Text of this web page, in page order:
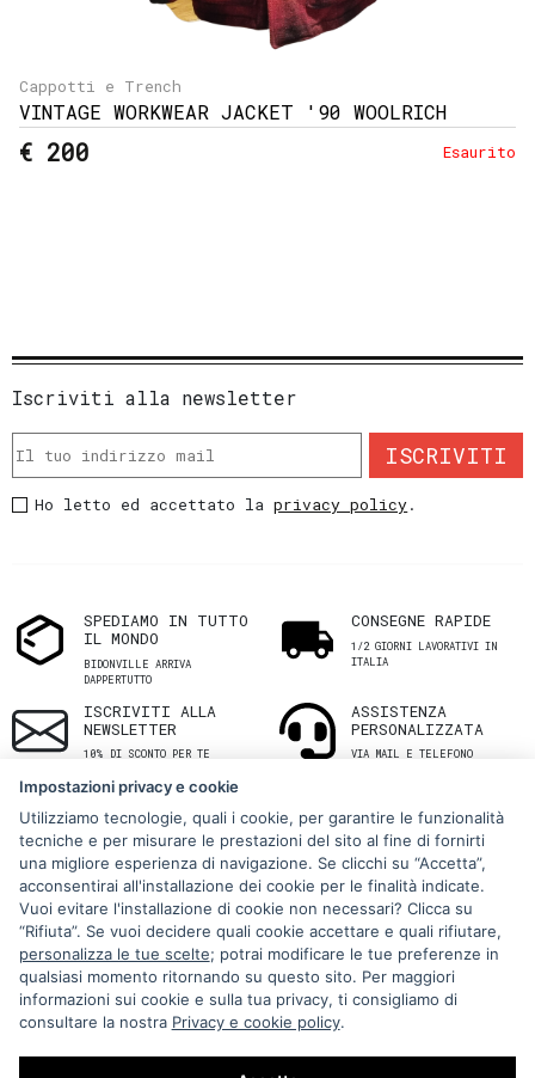
Cappotti e Trench
VINTAGE WORKWEAR JACKET '90 WOOLRICH
€ 200 Esaurito
Iscriviti alla newsletter
ISCRIVITI
Ho letto ed accettato laprivacy policy.
SPEDIAMO IN TUTTO
IL MONDO
BIDONVILLE ARRIVA
DAPPERTUTTO
CONSEGNE RAPIDE
1/2 GIORNI LAVORATIVI IN
ITALIA
ISCRIVITI ALLA
NEWSLETTER
10% DI SCONTO PER TE
ASSISTENZA
PERSONALIZZATA
VIA MAIL E TELEFONO
Via Melo 224/a, Bari, Italy, 70121
+39 080 990 5699
P.IVA: 05921860721
Impostazioni Cookie
Impostazioni privacy e cookie
Utilizziamo tecnologie, quali i cookie, per garantire le funzionalità
tecniche e per misurare le prestazioni del sito al fine di fornirti
una migliore esperienza di navigazione. Se clicchi su “Accetta”,
acconsentirai all'installazione dei cookie per le finalità indicate.
Vuoi evitare l'installazione di cookie non necessari? Clicca su
“Rifiuta”. Se vuoi decidere quali cookie accettare e quali rifiutare,
personalizza le tue scelte; potrai modificare le tue preferenze in
qualsiasi momento ritornando su questo sito. Per maggiori
informazioni sui cookie e sulla tua privacy, ti consigliamo di
consultare la nostra Privacy e cookie policy.